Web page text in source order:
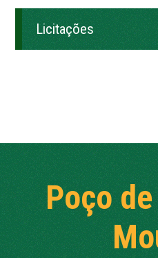
Licitações
Poço